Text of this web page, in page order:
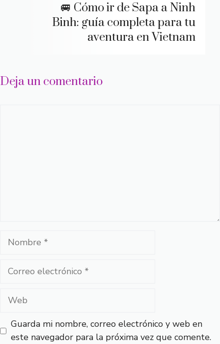
🚐 Cómo ir de Sapa a Ninh
Binh: guía completa para tu
aventura en Vietnam
Deja un comentario
Nombre
Correo
Web
Guarda mi nombre, correo electrónico y web en
este navegador para la próxima vez que comente.